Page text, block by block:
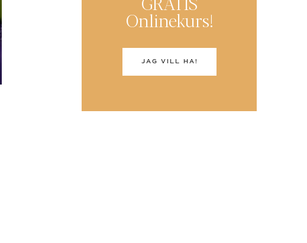
Onlinekurs!
JAG VILL HA!